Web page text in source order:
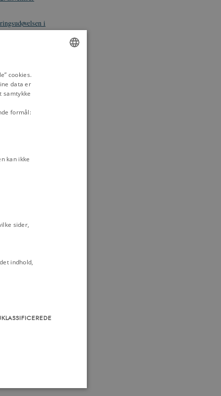
i
Jyske Lov,
1305
land bygges
1600
cookies.
data er
samtykke
formål:
kan ikke
sider,
indhold,